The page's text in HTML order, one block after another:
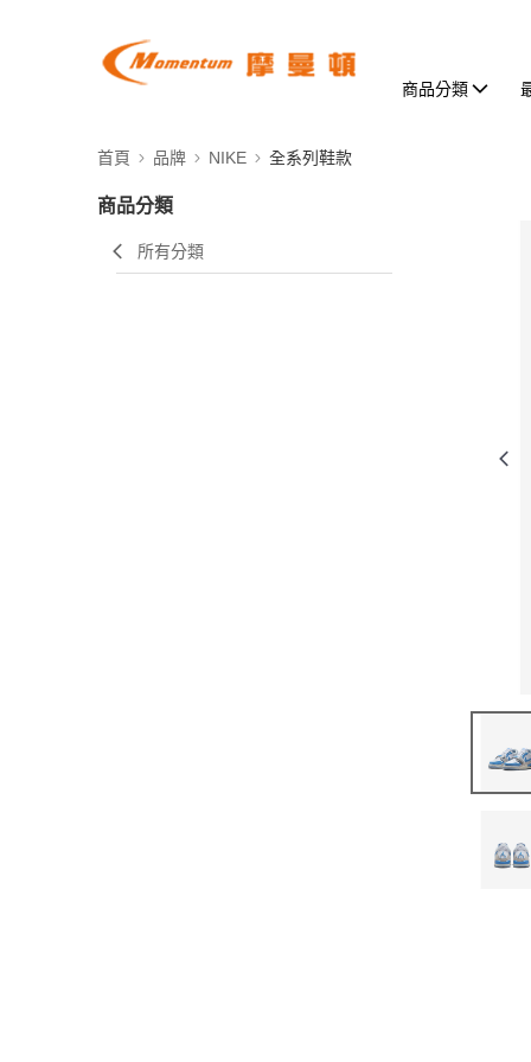
商品分類
首頁 品牌 NIKE 全系列鞋款
商品分類
所有分類